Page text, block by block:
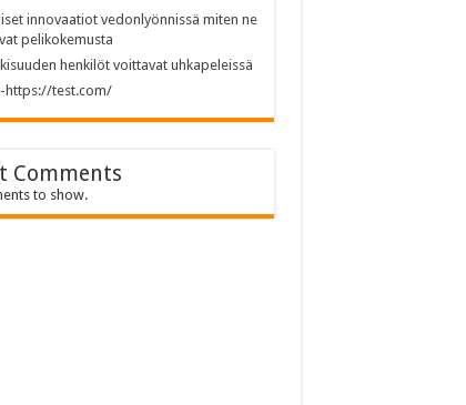
innovaatiot vedonlyönnissä miten ne
pelikokemusta
henkilöt voittavat uhkapeleissä
https://test.com/
Comments
to show.